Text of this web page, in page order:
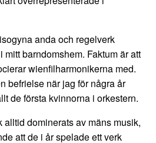
anda och regelverk
barndomshem. Faktum är att
wienfilharmonikerna med.
befrielse när jag för några år
de första kvinnorna i orkestern.
alltid dominerats av mäns musik,
att de i år spelade ett verk